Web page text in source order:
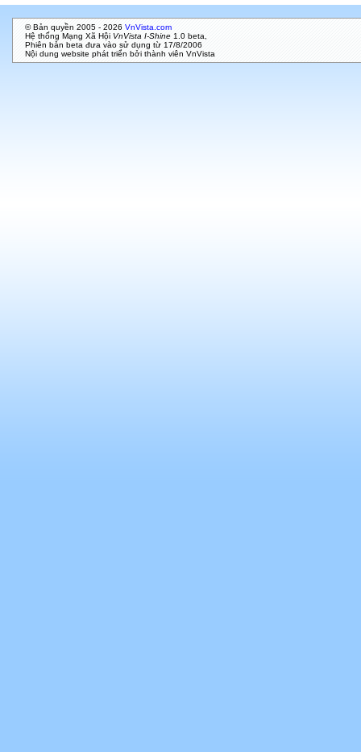
© Bản quyền 2005 - 2026 VnVista.com
Hệ thống Mạng Xã Hội VnVista I-Shine 1.0 beta,
Phiên bản beta đưa vào sử dụng từ 17/8/2006
Nội dung website phát triển bởi thành viên VnVista